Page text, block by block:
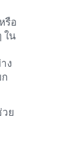
รือ
ใน
ง
ย